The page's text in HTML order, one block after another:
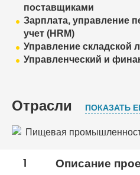
поставщиками
Зарплата, управление
учет (HRM)
Управление складской
Управленческий и
Отрасли ПОКАЗАТЬ
Пищевая
Сельское хозяйство
1 Описание